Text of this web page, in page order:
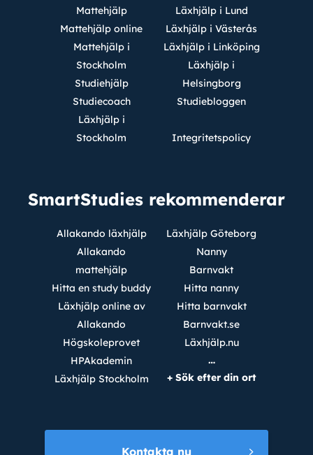
Mattehjälp
Mattehjälp online
Mattehjälp i
Stockholm
Studiehjälp
Studiecoach
Läxhjälp i
Stockholm
Läxhjälp i Lund
Läxhjälp i Västerås
Läxhjälp i Linköping
Läxhjälp i
Helsingborg
Studiebloggen
Integritetspolicy
SmartStudies rekommenderar
Allakando läxhjälp
Allakando
mattehjälp
Hitta en study buddy
Läxhjälp online av
Allakando
Högskoleprovet
HPAkademin
Läxhjälp Stockholm
Läxhjälp Göteborg
Nanny
Barnvakt
Hitta nanny
Hitta barnvakt
Barnvakt.se
Läxhjälp.nu
…
+ Sök efter din ort
Kontakta nu